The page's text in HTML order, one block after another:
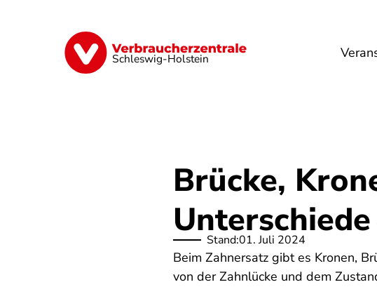
Schleswig-Holstein
Finanzen Digitales Lebensmittel
Brücke,
Stand:01. Juli 2024
Beim Zahnersatz gibt es Kronen,
von der Zahnlücke und dem